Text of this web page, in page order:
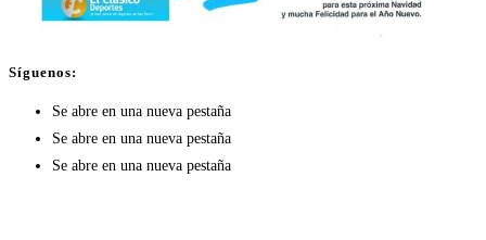
Síguenos:
Se abre en una nueva pestaña
Se abre en una nueva pestaña
Se abre en una nueva pestaña